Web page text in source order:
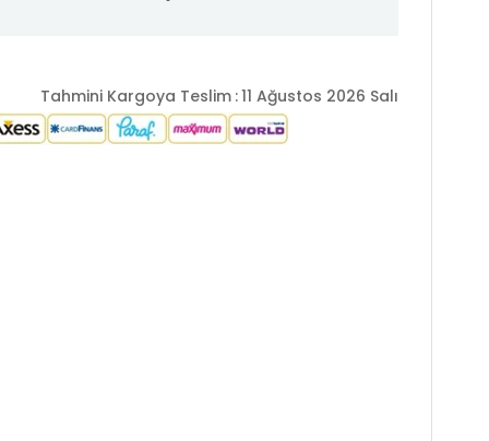
Tahmini Kargoya Teslim :11 Ağustos 2026 Salı